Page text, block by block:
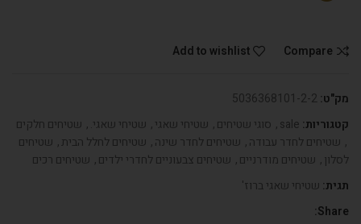
Compare
Add to wishlist
מק"ט: 5036368101-2-2
קטגוריות: sale
, סוגי שטיחים, שטיחי שאגי, שטיחי שאגי., שטיחים חלקים
, שטיחים לחדר עבודה, שטיחים לחדר שינה, שטיחים לחלל הבית, שטיחים
לסלון, שטיחים מודרניים, שטיחים צבעוניים לחדרי ילדים, שטיחים רכים
תגית: שטיחי שאגי ברוז'
Share: